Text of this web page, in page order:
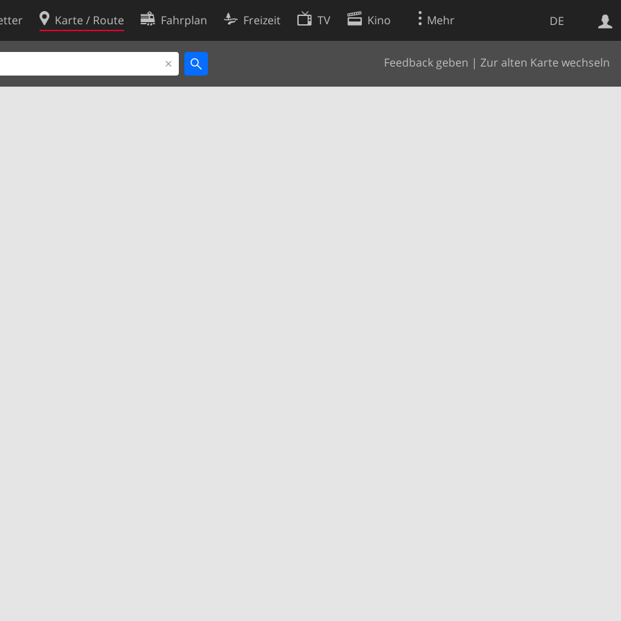
DE
Karte / Route Fahrplan Freizeit TV Kino Mehr
Feedback geben | Zur alten Karte wechseln
Websuche
Cookie-Richtlinie
Cookie-Einstellungen